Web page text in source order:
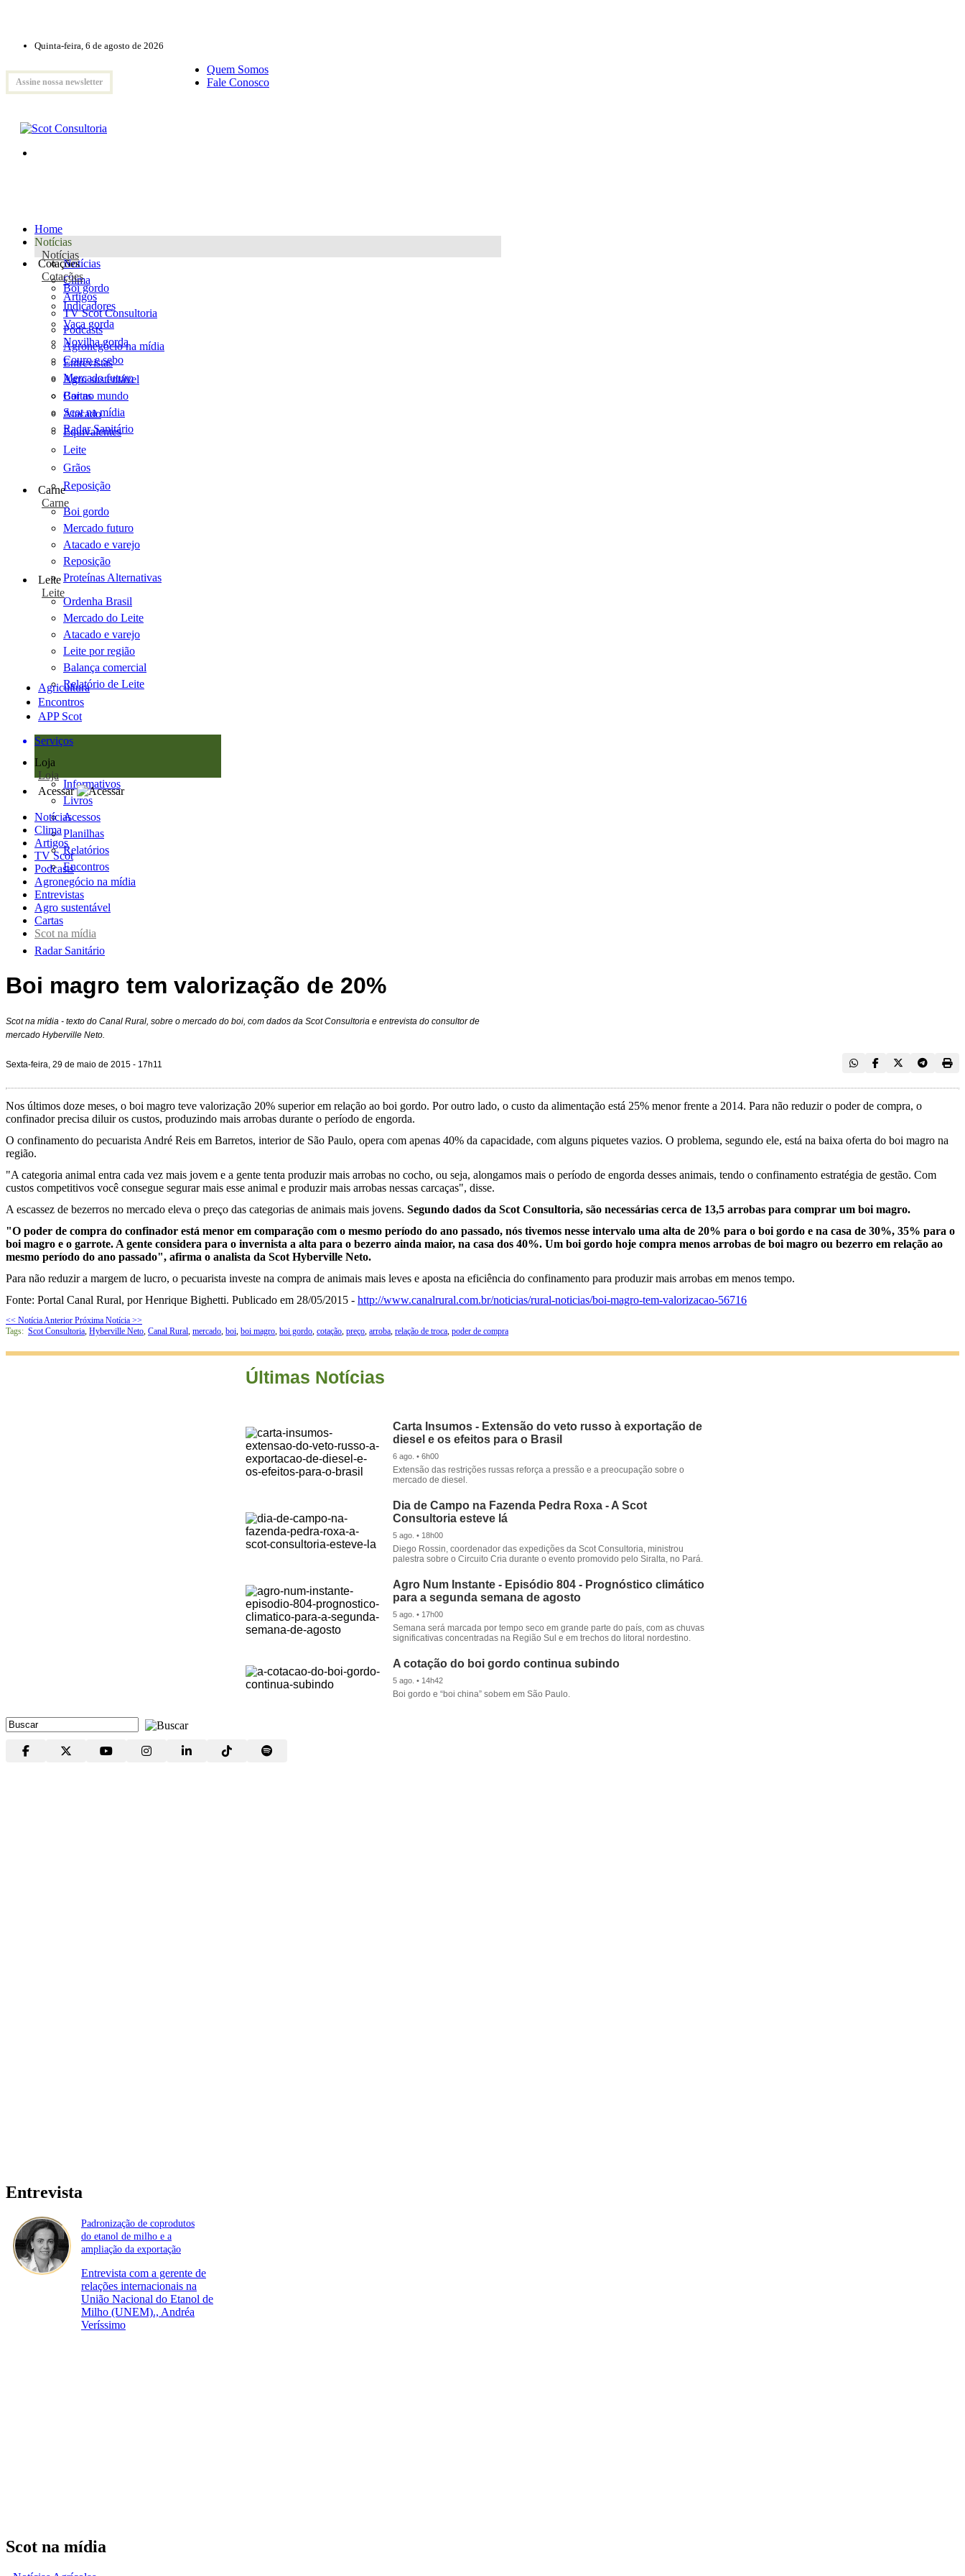
Quinta-feira, 6 de agosto de 2026
Assine nossa newsletter
Quem Somos
Fale Conosco
Home
Notícias
Notícias
Notícias
Clima
Artigos
TV Scot Consultoria
Podcasts
Agronegócio na mídia
Entrevistas
Agro sustentável
Cartas
Scot na mídia
Radar Sanitário
Cotações
Cotações
Boi gordo
Indicadores
Vaca gorda
Novilha gorda
Couro e sebo
Mercado futuro
Boi no mundo
Atacado
Equivalentes
Leite
Grãos
Reposição
Carne
Carne
Boi gordo
Mercado futuro
Atacado e varejo
Reposição
Proteínas Alternativas
Leite
Leite
Ordenha Brasil
Mercado do Leite
Atacado e varejo
Leite por região
Balança comercial
Relatório de Leite
Agricultura
Encontros
APP Scot
Serviços
Loja
Loja
Informativos
Livros
Acessos
Planilhas
Relatórios
Encontros
Acessar
Notícias
Clima
Artigos
TV Scot
Podcasts
Agronegócio na mídia
Entrevistas
Agro sustentável
Cartas
Scot na mídia
Radar Sanitário
Boi magro tem valorização de 20%
Scot na mídia - texto do Canal Rural, sobre o mercado do boi, com dados da Scot Consultoria e entrevista do consultor de
mercado Hyberville Neto.
Sexta-feira, 29 de maio de 2015 - 17h11
Nos últimos doze meses, o boi magro teve valorização 20% superior em relação ao boi gordo. Por outro lado, o custo da alimentação está 25% menor frente a 2014. Para não reduzir o poder de compra, o
confinador precisa diluir os custos, produzindo mais arrobas durante o período de engorda.
O confinamento do pecuarista André Reis em Barretos, interior de São Paulo, opera com apenas 40% da capacidade, com alguns piquetes vazios. O problema, segundo ele, está na baixa oferta do boi magro na
região.
"A categoria animal entra cada vez mais jovem e a gente tenta produzir mais arrobas no cocho, ou seja, alongamos mais o período de engorda desses animais, tendo o confinamento estratégia de gestão. Com
custos competitivos você consegue segurar mais esse animal e produzir mais arrobas nessas carcaças", disse.
A escassez de bezerros no mercado eleva o preço das categorias de animais mais jovens. Segundo dados da Scot Consultoria, são necessárias cerca de 13,5 arrobas para comprar um boi magro.
"O poder de compra do confinador está menor em comparação com o mesmo período do ano passado, nós tivemos nesse intervalo uma alta de 20% para o boi gordo e na casa de 30%, 35% para o
boi magro e o garrote. A gente considera para o invernista a alta para o bezerro ainda maior, na casa dos 40%. Um boi gordo hoje compra menos arrobas de boi magro ou bezerro em relação ao
mesmo período do ano passado", afirma o analista da Scot Hyberville Neto.
Para não reduzir a margem de lucro, o pecuarista investe na compra de animais mais leves e aposta na eficiência do confinamento para produzir mais arrobas em menos tempo.
Fonte: Portal Canal Rural, por Henrique Bighetti. Publicado em 28/05/2015 - http://www.canalrural.com.br/noticias/rural-noticias/boi-magro-tem-valorizacao-56716
<< Notícia Anterior Próxima Notícia >>
Tags: Scot Consultoria, Hyberville Neto, Canal Rural, mercado, boi, boi magro, boi gordo, cotação, preço, arroba, relação de troca, poder de compra
Últimas Notícias
Carta Insumos - Extensão do veto russo à exportação de
diesel e os efeitos para o Brasil
6 ago. • 6h00
Extensão das restrições russas reforça a pressão e a preocupação sobre o
mercado de diesel.
Dia de Campo na Fazenda Pedra Roxa - A Scot
Consultoria esteve lá
5 ago. • 18h00
Diego Rossin, coordenador das expedições da Scot Consultoria, ministrou
palestra sobre o Circuito Cria durante o evento promovido pelo Siralta, no Pará.
Agro Num Instante - Episódio 804 - Prognóstico climático
para a segunda semana de agosto
5 ago. • 17h00
Semana será marcada por tempo seco em grande parte do país, com as chuvas
significativas concentradas na Região Sul e em trechos do litoral nordestino.
A cotação do boi gordo continua subindo
5 ago. • 14h42
Boi gordo e “boi china” sobem em São Paulo.
Entrevista
Padronização de coprodutos
do etanol de milho e a
ampliação da exportação
Entrevista com a gerente de
relações internacionais na
União Nacional do Etanol de
Milho (UNEM)., Andréa
Veríssimo
Scot na mídia